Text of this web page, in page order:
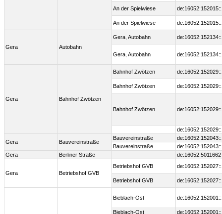
An der Spielwiese
An der Spielwiese
Gera Autobahn
Gera, Autobahn
Gera, Autobahn
Gera Bahnhof Zwötzen
Bahnhof Zwötzen
Bahnhof Zwötzen
Bahnhof Zwötzen
Gera Bauvereinstraße
Bauvereinstraße
Bauvereinstraße
Gera
Berliner Straße de:16052:5011662
Gera Betriebshof GVB
Betriebshof GVB
Betriebshof GVB
Bieblach-Ost
Bieblach-Ost